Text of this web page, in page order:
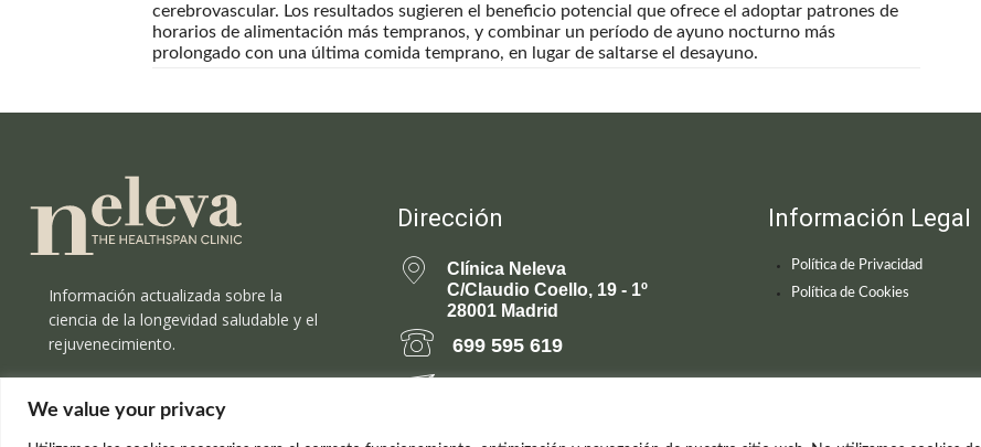
We value your privacy
cerebrovascular. Los resultados sugieren el beneficio potencial que ofrece el adoptar patrones de
horarios de alimentación más tempranos, y combinar un período de ayuno nocturno más
prolongado con una última comida temprano, en lugar de saltarse el desayuno.
Información actualizada sobre la
ciencia de la longevidad saludable y el
rejuvenecimiento.
Dirección
Clínica Neleva
C/Claudio Coello, 19 - 1º
28001 Madrid
699 595 619
Información Legal
Política de Privacidad
Política de Cookies